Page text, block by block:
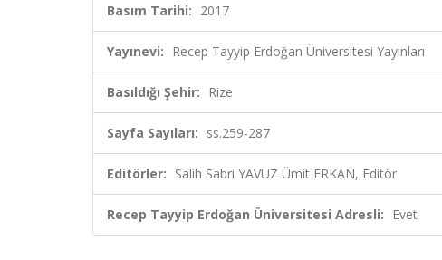
Basım Tarihi: 2017
Yayınevi: Recep Tayyip Erdoğan Üniversitesi Yayınları
Basıldığı Şehir: Rize
Sayfa Sayıları: ss.259-287
Editörler: Salih Sabri YAVUZ Ümit ERKAN, Editör
Recep Tayyip Erdoğan Üniversitesi Adresli: Evet